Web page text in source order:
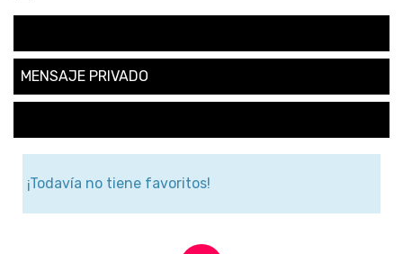
MENSAJE PRIVADO
¡Todavía no tiene favoritos!